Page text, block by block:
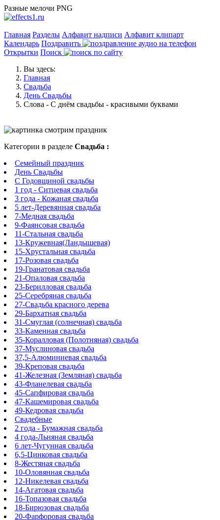
Разные мелочи PNG
Главная Разделы Алфавит надписи Алфавит клипарт
Календарь Поздравить
Открытки Поиск
Вы здесь:
Главная
Свадьба
День Свадьбы
Слова - С днём свадьбы - красивыми буквами
Категории в разделе Свадьба :
Семейный праздник
День Свадьбы
C Годовщиной свадьбы
1 год - Ситцевая свадьба
3 года - Кожаная свадьба
5 лет-Деревянная свадьба
7-Медная свадьба
9-Фаянсовая свадьба
11-Стальная свадьба
13-Кружевная(Ландышевая)
15-Хрустальная свадьба
17-Розовая свадьба
19-Гранатовая свадьба
21-Опаловая свадьба
23-Берилловая свадьба
25-Серебряная свадьба
27-Свадьба красного дерева
29-Бархатная свадьба
31-Смуглая (солнечная) свадьба
33-Каменная свадьба
35-Коралловая (Полотняная) свадьба
37-Муслиновая свадьба
37,5-Алюминиевая свадьба
39-Креповая свадьба
41-Железная (Земляная) свадьба
43-Фланелевая свадьба
45-Сапфировая свадьба
47-Кашемировая свадьба
49-Кедровая свадьба
Свадебные
2 года - Бумажная свадьба
4 года-Льняная свадьба
6 лет-Чугунная свадьба
6,5-Цинковая свадьба
8-Жестяная свадьба
10-Оловянная свадьба
12-Никелевая свадьба
14-Агатовая свадьба
16-Топазовая свадьба
18-Бирюзовая свадьба
20-Фарфоровая свадьба